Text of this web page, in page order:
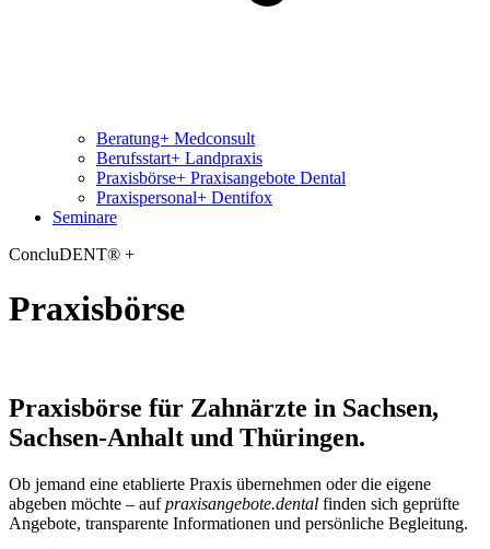
Beratung+ Medconsult
Berufsstart+ Landpraxis
Praxisbörse+ Praxisangebote Dental
Praxispersonal+ Dentifox
Seminare
ConcluDENT® +
Praxisbörse
Praxisbörse für Zahnärzte in Sachsen,
Sachsen-Anhalt und Thüringen.
Ob jemand eine etablierte Praxis übernehmen oder die eigene
abgeben möchte – aufpraxisangebote.dental finden sich geprüfte
Angebote, transparente Informationen und persönliche Begleitung.